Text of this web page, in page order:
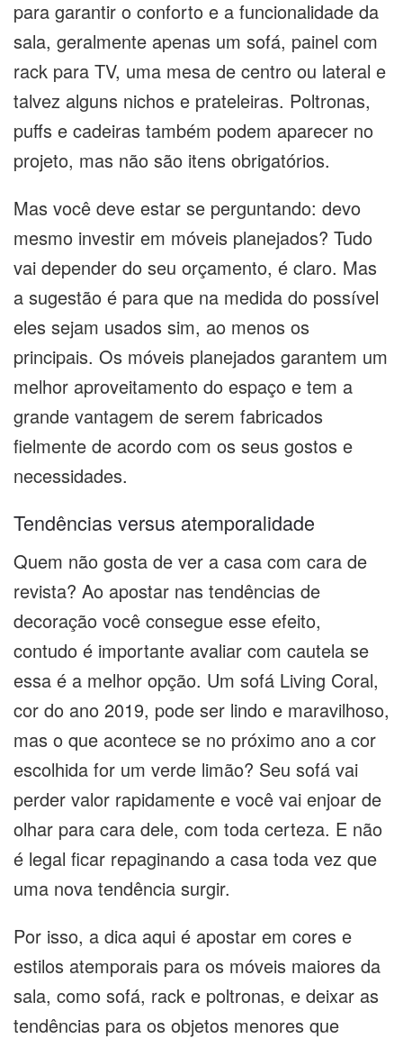
para garantir o conforto e a funcionalidade da
sala, geralmente apenas um sofá, painel com
rack para TV, uma mesa de centro ou lateral e
talvez alguns nichos e prateleiras. Poltronas,
puffs e cadeiras também podem aparecer no
projeto, mas não são itens obrigatórios.
Mas você deve estar se perguntando: devo
mesmo investir em móveis planejados? Tudo
vai depender do seu orçamento, é claro. Mas
a sugestão é para que na medida do possível
eles sejam usados sim, ao menos os
principais. Os móveis planejados garantem um
melhor aproveitamento do espaço e tem a
grande vantagem de serem fabricados
fielmente de acordo com os seus gostos e
necessidades.
Tendências versus atemporalidade
Quem não gosta de ver a casa com cara de
revista? Ao apostar nas tendências de
decoração você consegue esse efeito,
contudo é importante avaliar com cautela se
essa é a melhor opção. Um sofá Living Coral,
cor do ano 2019, pode ser lindo e maravilhoso,
mas o que acontece se no próximo ano a cor
escolhida for um verde limão? Seu sofá vai
perder valor rapidamente e você vai enjoar de
olhar para cara dele, com toda certeza. E não
é legal ficar repaginando a casa toda vez que
uma nova tendência surgir.
Por isso, a dica aqui é apostar em cores e
estilos atemporais para os móveis maiores da
sala, como sofá, rack e poltronas, e deixar as
tendências para os objetos menores que